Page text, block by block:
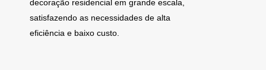
decoração residencial em grande escala,
satisfazendo as necessidades de alta
eficiência e baixo custo.